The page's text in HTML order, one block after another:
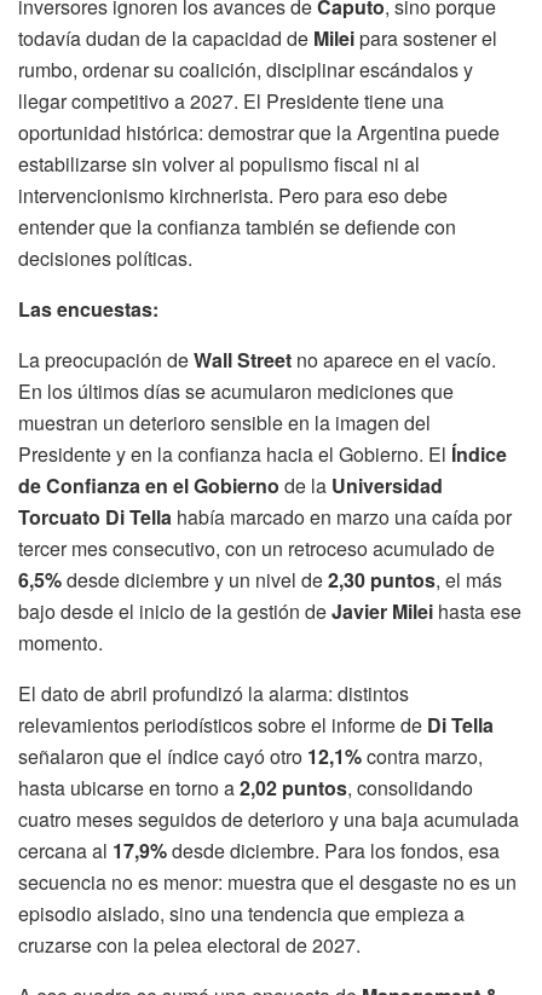
inversores ignoren los avances deCaputo, sino porque
todavía dudan de la capacidad de Mileipara sostener el
rumbo, ordenar su coalición, disciplinar escándalos y
llegar competitivo a 2027. El Presidente tiene una
oportunidad histórica: demostrar que la Argentina puede
estabilizarse sin volver al populismo fiscal ni al
intervencionismo kirchnerista. Pero para eso debe
entender que la confianza también se defiende con
decisiones políticas.
Las encuestas:
La preocupación deWall Street no aparece en el vacío.
En los últimos días se acumularon mediciones que
muestran un deterioro sensible en la imagen del
Presidente y en la confianza hacia el Gobierno. El Índice
de Confianza en el Gobierno de la Universidad
Torcuato Di Tella había marcado en marzo una caída por
tercer mes consecutivo, con un retroceso acumulado de
6,5%desde diciembre y un nivel de2,30 puntos, el más
bajo desde el inicio de la gestión deJavier Milei hasta ese
momento.
El dato de abril profundizó la alarma: distintos
relevamientos periodísticos sobre el informe de Di Tella
señalaron que el índice cayó otro 12,1%contra marzo,
hasta ubicarse en torno a2,02 puntos, consolidando
cuatro meses seguidos de deterioro y una baja acumulada
cercana al 17,9%desde diciembre. Para los fondos, esa
secuencia no es menor: muestra que el desgaste no es un
episodio aislado, sino una tendencia que empieza a
cruzarse con la pelea electoral de 2027.